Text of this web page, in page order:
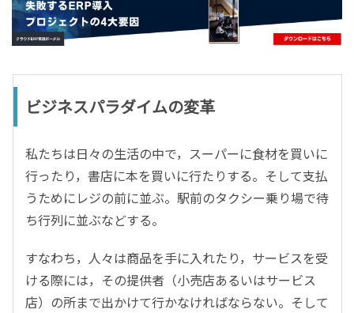
ERP
会計
CRM／営業支援／Eコマース
データ分析／BI
ガバナンス／リスク管理
BPR／業務改善
ビジネスパラダイムの変革
私たちは日々の生活の中で，スーパーに食材を買いに
行ったり，書店に本を買いに行たりする。そして支払
うためにレジの前に並ぶ。駅前のタクシー乗り場で待
ち行列に並ぶなどする。
すなわち，人々は商品を手に入れたり，サービスを受
ける際には，その提供者（小売店あるいはサービス
店）の所まで出かけて行かなければならない。そして